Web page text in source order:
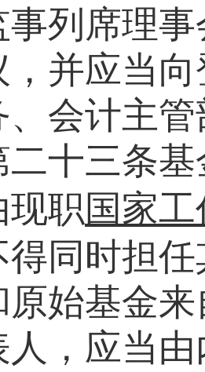
席理事
，并应当
、会计主
十三条基
现职国家
得同时担
原始基金
人，应当